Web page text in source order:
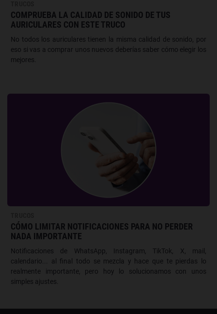
COMPRUEBA LA CALIDAD DE SONIDO DE TUS
AURICULARES CON ESTE TRUCO
No todos los auriculares tienen la misma calidad de sonido, por
eso si vas a comprar unos nuevos deberías saber cómo elegir los
mejores.
CÓMO LIMITAR NOTIFICACIONES PARA NO PERDER
NADA IMPORTANTE
Notificaciones de WhatsApp, Instagram, TikTok, X, mail,
calendario... al final todo se mezcla y hace que te pierdas lo
realmente importante, pero hoy lo solucionamos con unos
simples ajustes.